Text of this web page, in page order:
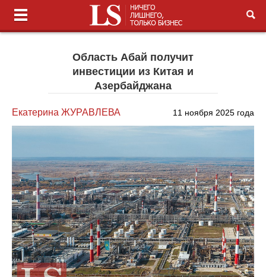
Область Абай получит
инвестиции из Китая и
Азербайджана
Екатерина ЖУРАВЛЕВА 11 ноября 2025 года